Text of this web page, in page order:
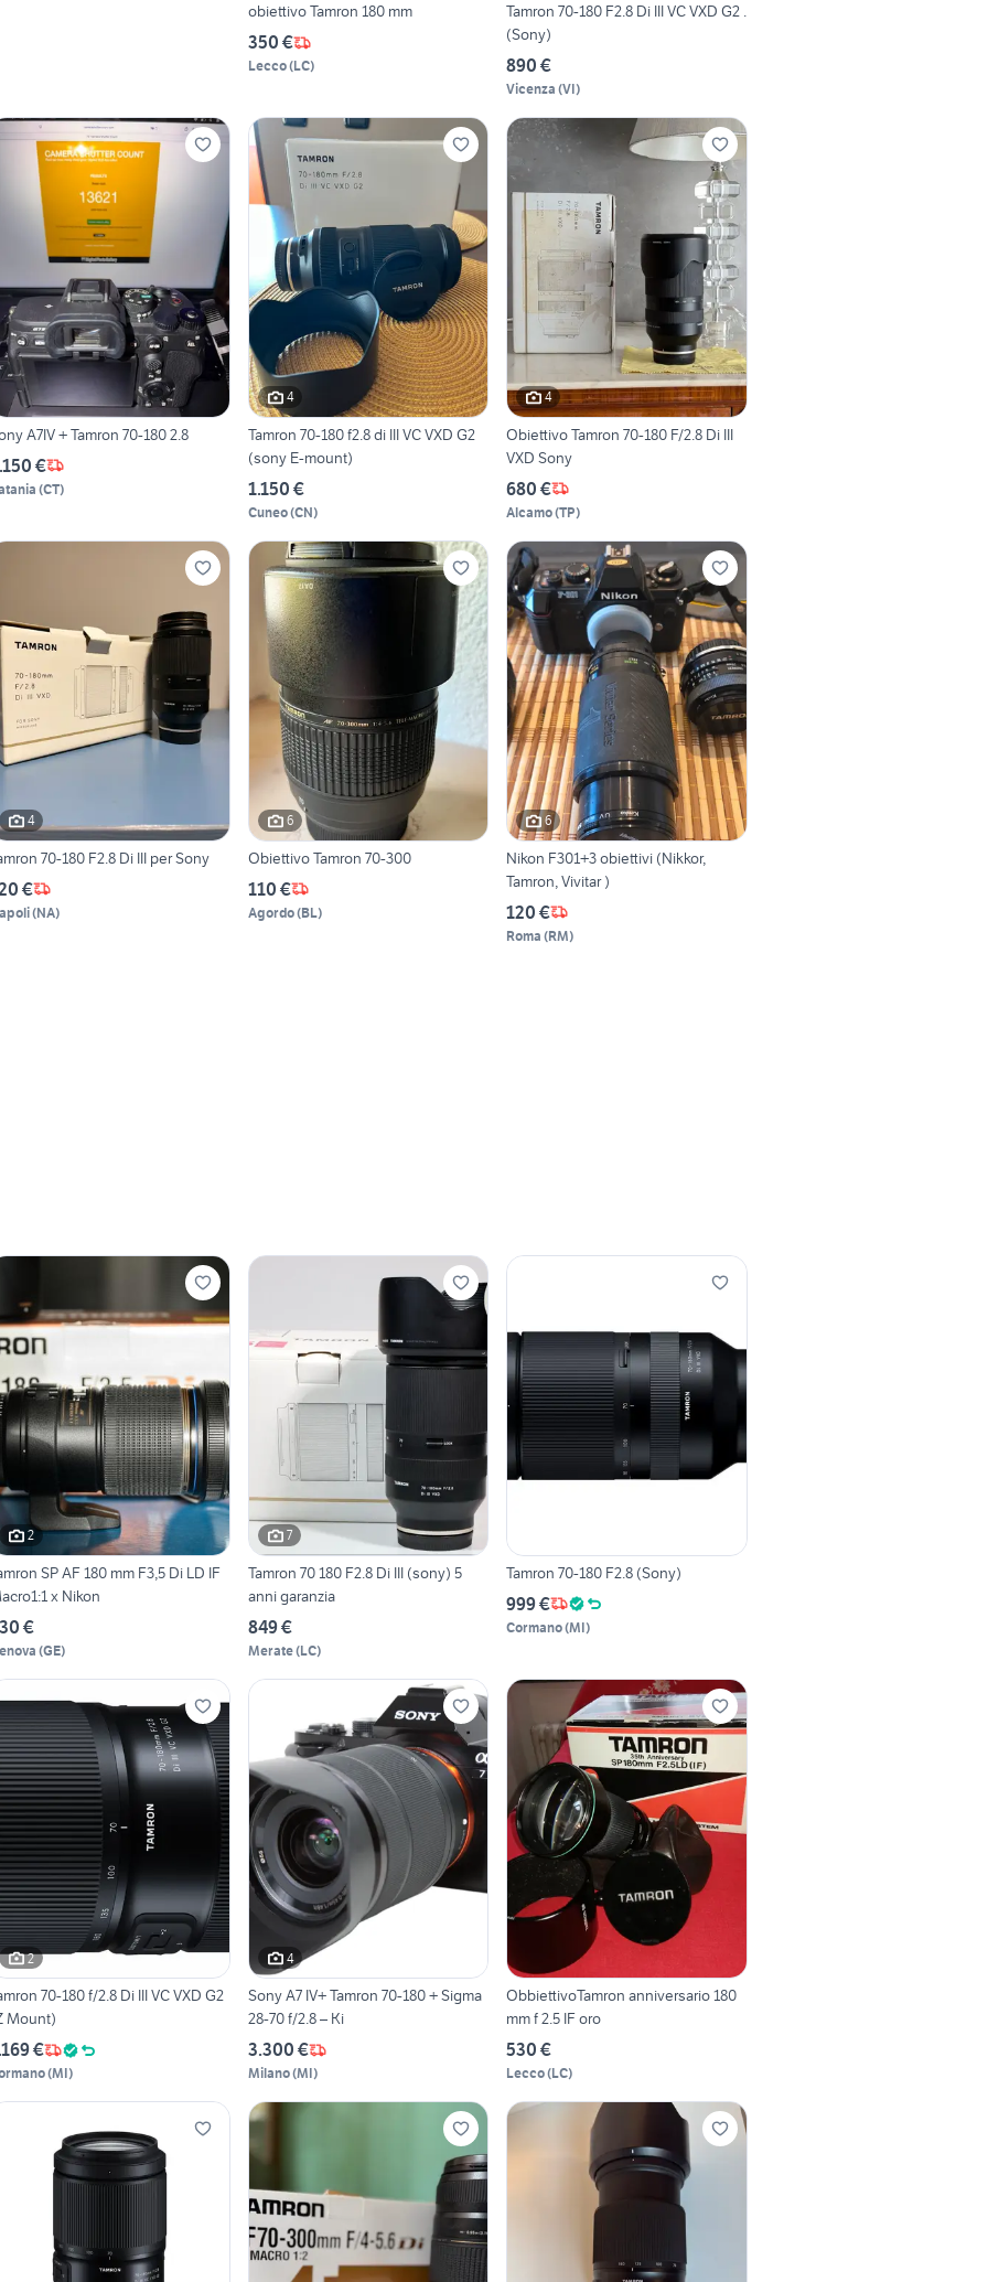
obiettivo Tamron 180 mm
350 €
Lecco(LC)
Tamron 70-180 F2.8 Di III VC VXD G2 .
(Sony)
890 €
Vicenza (VI)
A7IV + Tamron 70-180 2.8
€
(CT)
4
Tamron 70-180 f2.8 di III VC VXD G2
(sony E-mount)
1.150 €
Cuneo(CN)
4
Obiettivo Tamron 70-180 F/2.8 Di III
VXD Sony
680 €
Alcamo(TP)
4
70-180 F2.8 Di III per Sony
€
(NA)
6
Obiettivo Tamron 70-300
110 €
Agordo(BL)
6
Nikon F301+3 obiettivi (Nikkor,
Tamron, Vivitar )
120 €
Roma (RM)
2
SP AF 180 mm F3,5 Di LD IF
x Nikon
€
(GE)
7
Tamron 70 180 F2.8 Di III (sony) 5
anni garanzia
849 €
Merate(LC)
Tamron 70-180 F2.8 (Sony)
999 €
Cormano(MI)
2
70-180 f/2.8 Di III VC VXD G2
Mount)
€
(MI)
4
Sony A7 IV+ Tamron 70-180 + Sigma
28-70 f/2.8 – Ki
3.300 €
Milano(MI)
ObbiettivoTamron anniversario 180
mm f 2.5 IF oro
530 €
Lecco(LC)